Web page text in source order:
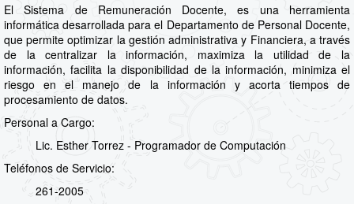
El Sistema de Remuneración Docente, es una herramienta
informática desarrollada para el Departamento de Personal Docente,
que permite optimizar la gestión administrativa y Financiera, a través
de la centralizar la información, maximiza la utilidad de la
información, facilita la disponibilidad de la información, minimiza el
riesgo en el manejo de la información y acorta tiempos de
procesamiento de datos.
Personal a Cargo:
Lic. Esther Torrez - Programador de Computación
Teléfonos de Servicio:
261-2005